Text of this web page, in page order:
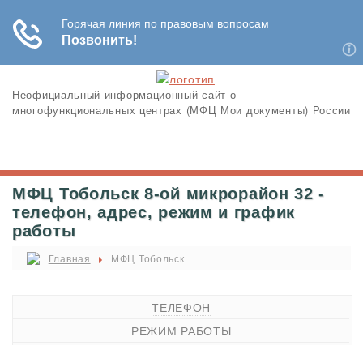
Неофициальный информационный сайт о
многофункциональных центрах (МФЦ Мои документы) России
МФЦ Тобольск 8-ой микрорайон 32 -
телефон, адрес, режим и график
работы
Главная МФЦ Тобольск
ТЕЛЕФОН
РЕЖИМ РАБОТЫ